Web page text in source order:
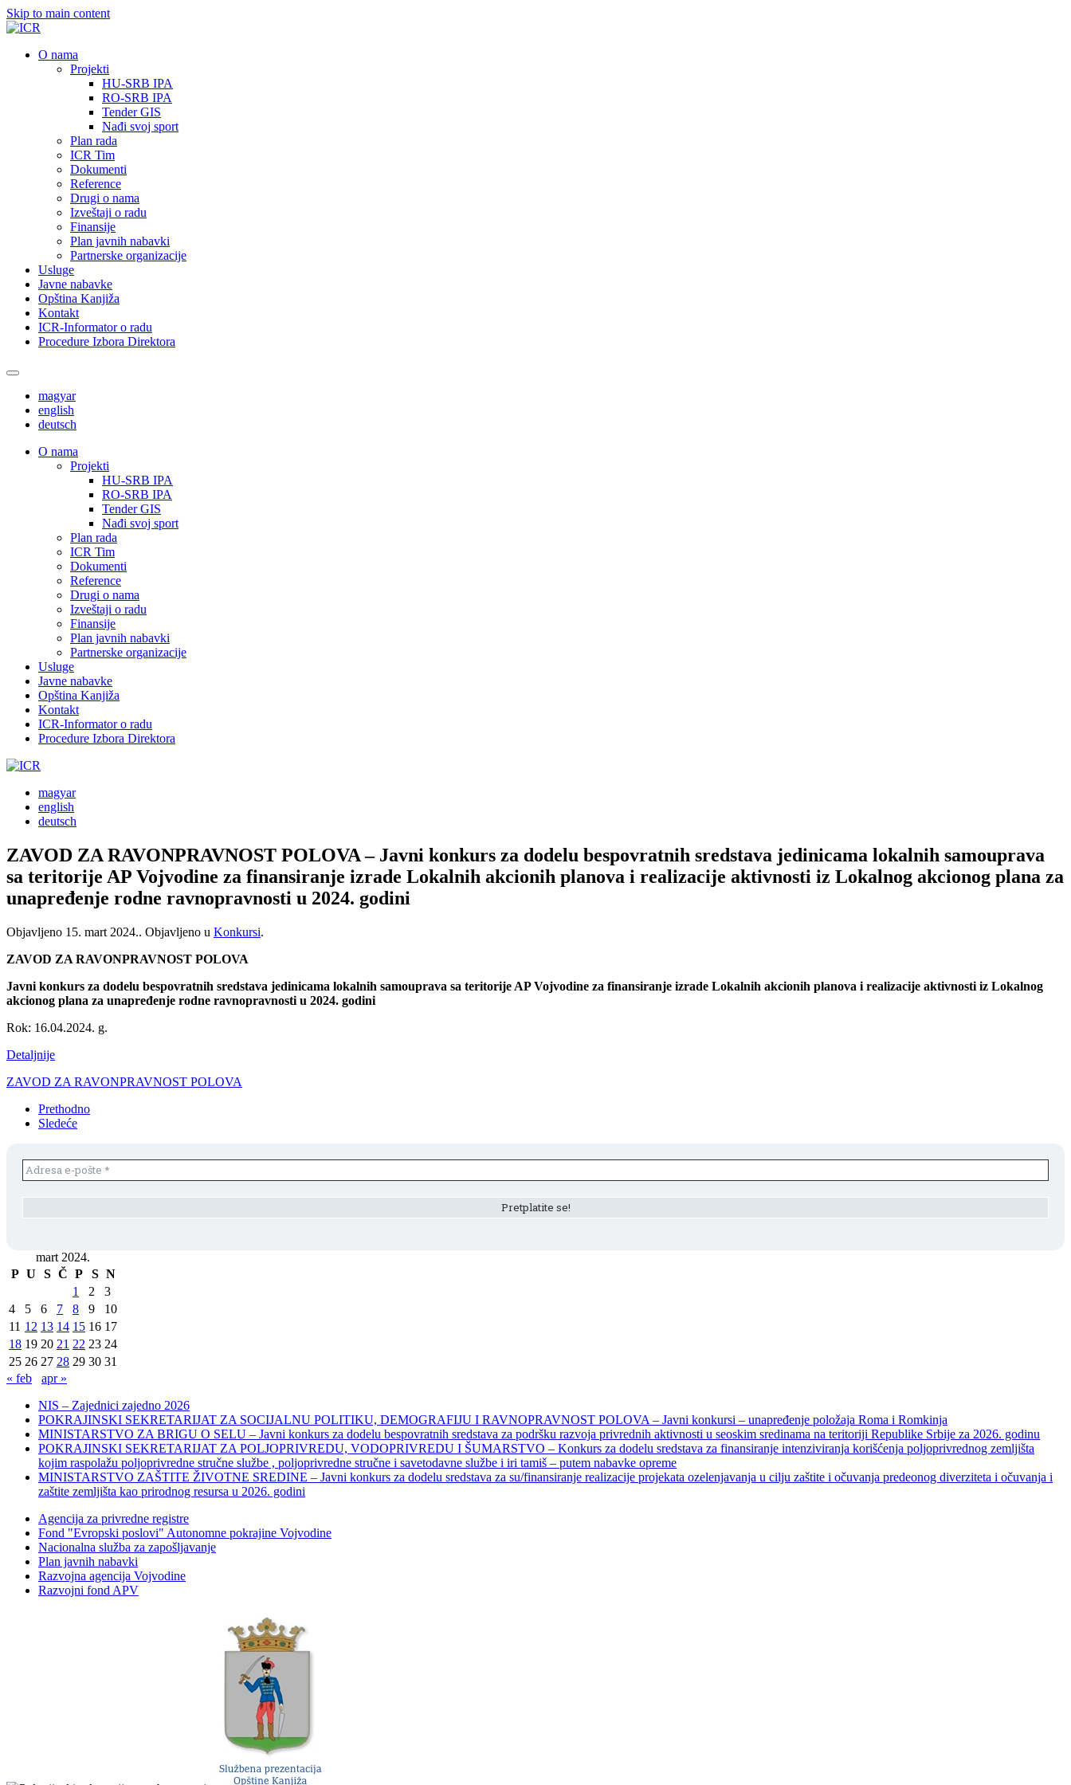
Skip to main content
О nama
Projekti
HU-SRB IPA
RO-SRB IPA
Tender GIS
Nađi svoj sport
Plan rada
ICR Tim
Dokumenti
Reference
Drugi o nama
Izveštaji o radu
Finansije
Plan javnih nabavki
Partnerske organizacije
Usluge
Javne nabavke
Opština Kanjiža
Kontakt
ICR-Informator o radu
Procedure Izbora Direktora
magyar
english
deutsch
О nama
Projekti
HU-SRB IPA
RO-SRB IPA
Tender GIS
Nađi svoj sport
Plan rada
ICR Tim
Dokumenti
Reference
Drugi o nama
Izveštaji o radu
Finansije
Plan javnih nabavki
Partnerske organizacije
Usluge
Javne nabavke
Opština Kanjiža
Kontakt
ICR-Informator o radu
Procedure Izbora Direktora
magyar
english
deutsch
ZAVOD ZA RAVONPRAVNOST POLOVA – Javni konkurs za dodelu bespovratnih sredstava jedinicama lokalnih samouprava
sa teritorije AP Vojvodine za finansiranje izrade Lokalnih akcionih planova i realizacije aktivnosti iz Lokalnog akcionog plana za
unapređenje rodne ravnopravnosti u 2024. godini
Objavljeno 15. mart 2024.. Objavljeno u Konkursi.
ZAVOD ZA RAVONPRAVNOST POLOVA
Javni konkurs za dodelu bespovratnih sredstava jedinicama lokalnih samouprava sa teritorije AP Vojvodine za finansiranje izrade Lokalnih akcionih planova i realizacije aktivnosti iz Lokalnog
akcionog plana za unapređenje rodne ravnopravnosti u 2024. godini
Rok: 16.04.2024. g.
Detaljnije
ZAVOD ZA RAVONPRAVNOST POLOVA
Prethodno
Sledeće
mart 2024.
P U S Č P S N
1
2
3
4
5 6 7 8 9
10
11 12 13 14 15 16 17
18 19 20 21 22 23 24
25 26 27 28 29 30 31
« feb
apr »
NIS – Zajednici zajedno 2026
POKRAJINSKI SEKRETARIJAT ZA SOCIJALNU POLITIKU, DEMOGRAFIJU I RAVNOPRAVNOST POLOVA – Javni konkursi – unapređenje položaja Roma i Romkinja
MINISTARSTVO ZA BRIGU O SELU – Javni konkurs za dodelu bespovratnih sredstava za podršku razvoja privrednih aktivnosti u seoskim sredinama na teritoriji Republike Srbije za 2026. godinu
POKRAJINSKI SEKRETARIJAT ZA POLJOPRIVREDU, VODOPRIVREDU I ŠUMARSTVO – Konkurs za dodelu sredstava za finansiranje intenziviranja korišćenja poljoprivrednog zemljišta
kojim raspolažu poljoprivredne stručne službe , poljoprivredne stručne i savetodavne službe i iri tamiš ‒ putem nabavke opreme
MINISTARSTVO ZAŠTITE ŽIVOTNE SREDINE – Javni konkurs za dodelu sredstava za su/finansiranje realizacije projekata ozelenjavanja u cilju zaštite i očuvanja predeonog diverziteta i očuvanja i
zaštite zemljišta kao prirodnog resursa u 2026. godini
Agencija za privredne registre
Fond "Evropski poslovi" Autonomne pokrajine Vojvodine
Nacionalna služba za zapošljavanje
Plan javnih nabavki
Razvojna agencija Vojvodine
Razvojni fond APV